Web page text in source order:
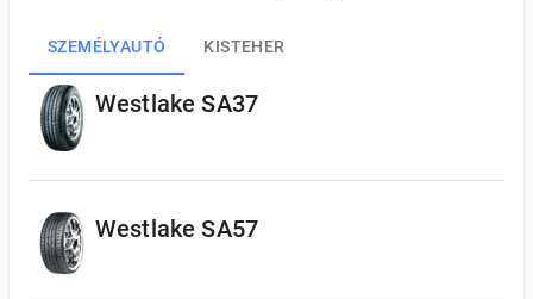
SZEMÉLYAUTÓ KISTEHER
Westlake SA37
Westlake SA57